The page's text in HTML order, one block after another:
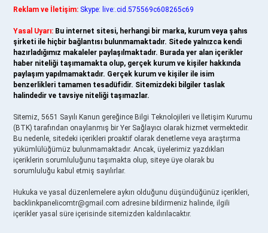
Reklam ve İletişim: Skype: live:.cid.575569c608265c69
Yasal Uyarı: Bu internet sitesi, herhangi bir marka, kurum veya şahıs
şirketi ile hiçbir bağlantısı bulunmamaktadır. Sitede yalnızca kendi
hazırladığımız makaleler paylaşılmaktadır. Burada yer alan içerikler
haber niteliği taşımamakta olup, gerçek kurum ve kişiler hakkında
paylaşım yapılmamaktadır. Gerçek kurum ve kişiler ile isim
benzerlikleri tamamen tesadüfidir. Sitemizdeki bilgiler taslak
halindedir ve tavsiye niteliği taşımazlar.
Sitemiz, 5651 Sayılı Kanun gereğince Bilgi Teknolojileri ve İletişim Kurumu
(BTK) tarafından onaylanmış bir Yer Sağlayıcı olarak hizmet vermektedir.
Bu nedenle, sitedeki içerikleri proaktif olarak denetleme veya araştırma
yükümlülüğümüz bulunmamaktadır. Ancak, üyelerimiz yazdıkları
içeriklerin sorumluluğunu taşımakta olup, siteye üye olarak bu
sorumluluğu kabul etmiş sayılırlar.
Hukuka ve yasal düzenlemelere aykırı olduğunu düşündüğünüz içerikleri,
backlinkpanelicomtr@gmail.com adresine bildirmeniz halinde, ilgili
içerikler yasal süre içerisinde sitemizden kaldırılacaktır.